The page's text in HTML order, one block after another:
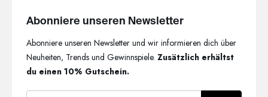
Abonniere unseren Newsletter
Abonniere unseren Newsletter und wir informieren dich über
Neuheiten, Trends und Gewinnspiele.Zusätzlich erhältst
du einen 10% Gutschein.